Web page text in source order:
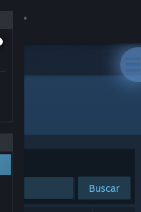
Buscar